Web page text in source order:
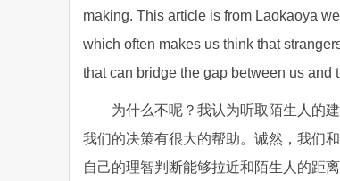
making. This article is from Laokaoya
which often makes us think that
that can bridge the gap between us and
为什么不呢？我认为听取陌生人的
我们的决策有很大的帮助。诚然，我们
自己的理智判断能够拉近和陌生人的距